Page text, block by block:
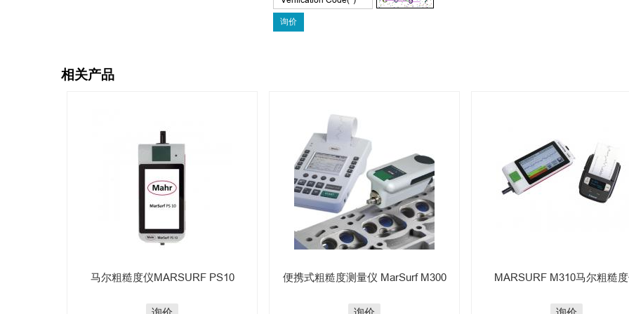
相关产品
马尔粗糙度仪MARSURF PS10 便携式粗糙度测量仪 MarSurf M300 MARSURF M310马尔粗糙